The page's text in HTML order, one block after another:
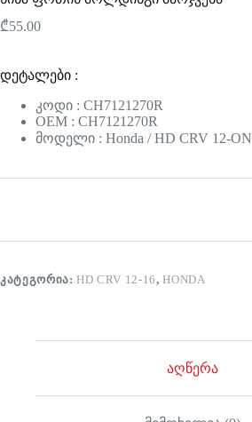
₾55.00
დეტალები :
კოდი : CH7121270R
OEM : CH7121270R
მოდელი : Honda / HD CRV 12-ON
ᲙᲐᲢᲔᲒᲝᲠᲘᲐ:HD CRV 12-16,HONDA
აღწერა